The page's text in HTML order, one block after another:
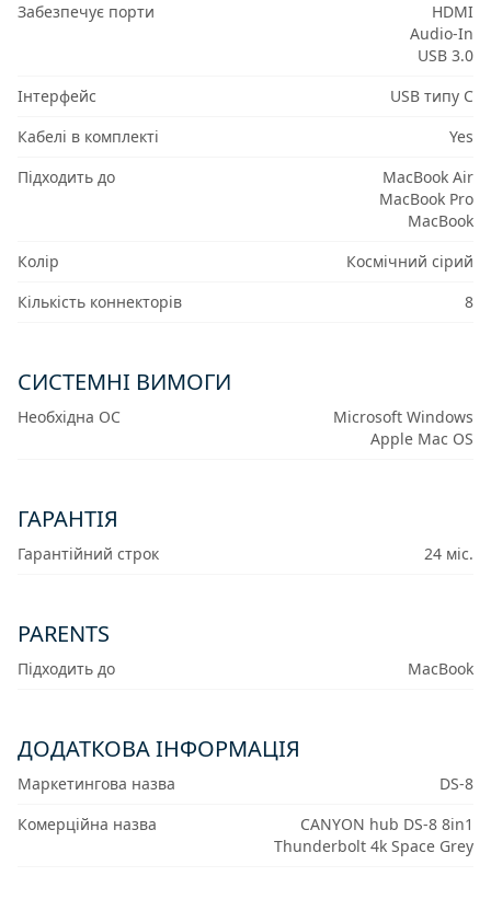
Забезпечує порти
HDMI
Audio-In
USB 3.0
Інтерфейс
USB типу C
Кабелі в комплекті
Yes
Підходить до
MacBook Air
MacBook Pro
MacBook
Колір
Космічний сірий
Кількість коннекторів
8
СИСТЕМНІ ВИМОГИ
Необхідна ОС
Microsoft Windows
Apple Mac OS
ГАРАНТІЯ
Гарантійний строк 24 міс.
PARENTS
Підходить до MacBook
ДОДАТКОВА ІНФОРМАЦІЯ
Маркетингова назва
DS-8
Комерційна назва
CANYON hub DS-8 8in1
Thunderbolt 4k Space Grey